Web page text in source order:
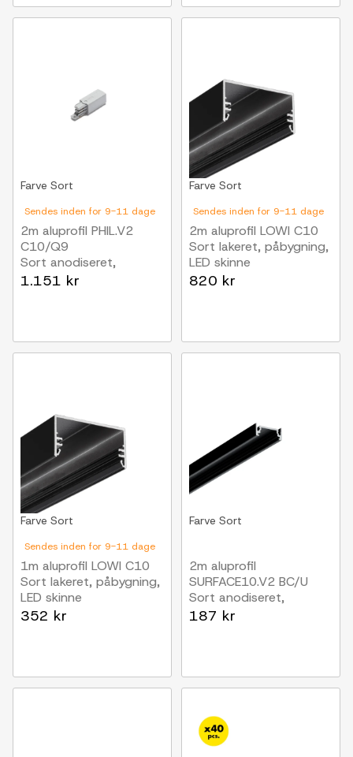
Sendes inden for 9-11 dage
Farve Sort
2m aluprofil PHIL.V2
C10/Q9
Sort anodiseret,
påbygning, LED skinne
1.151 kr
Sendes inden for 9-11 dage
Farve Sort
2m aluprofil LOWI C10
Sort lakeret, påbygning,
LED skinne
820 kr
Sendes inden for 9-11 dage
Farve Sort
1m aluprofil LOWI C10
Sort lakeret, påbygning,
LED skinne
352 kr
Farve Sort
2m aluprofil
SURFACE10.V2 BC/U
Sort anodiseret,
påbygning, LED skinne
187 kr